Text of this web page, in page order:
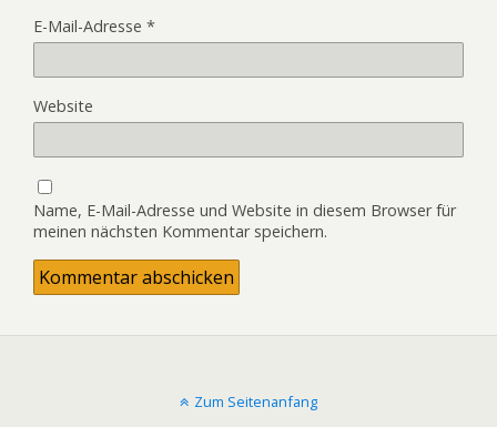
E-Mail-Adresse *
Website
Name, E-Mail-Adresse und Website in diesem Browser für
meinen nächsten Kommentar speichern.
Zum Seitenanfang